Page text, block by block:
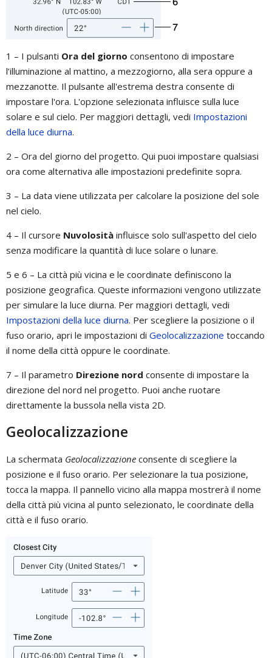
1 – I pulsanti Ora del giorno consentono di impostare
l’illuminazione al mattino, a mezzogiorno, alla sera oppure a
mezzanotte. Il pulsante all'estrema destra consente di
impostare l'ora. L'opzione selezionata influisce sulla luce
solare e sul cielo. Per maggiori dettagli, vedi Impostazioni
della luce diurna.
2 – Ora del giorno del progetto. Qui puoi impostare qualsiasi
ora come alternativa alle impostazioni predefinite sopra.
3 – La data viene utilizzata per calcolare la posizione del sole
nel cielo.
4 – Il cursore Nuvolosità influisce solo sull'aspetto del cielo
senza modificare la quantità di luce solare o lunare.
5 e 6 – La città più vicina e le coordinate definiscono la
posizione geografica. Queste informazioni vengono utilizzate
per simulare la luce diurna. Per maggiori dettagli, vedi
Impostazioni della luce diurna. Per scegliere la posizione o il
fuso orario, apri le impostazioni di Geolocalizzazione toccando
il nome della città oppure le coordinate.
7 – Il parametro Direzione nord consente di impostare la
direzione del nord nel progetto. Puoi anche ruotare
direttamente la bussola nella vista 2D.
Geolocalizzazione
La schermata Geolocalizzazione consente di scegliere la
posizione e il fuso orario. Per selezionare la tua posizione,
tocca la mappa. Il pannello vicino alla mappa mostrerà il nome
della città più vicina al punto selezionato, le coordinate della
città e il fuso orario.